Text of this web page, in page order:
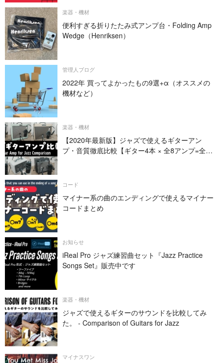
楽器・機材
便利すぎる折りたたみ式アンプ台・Folding Amp
Wedge（Henriksen）
管理人ブログ
2022年 買ってよかったもの9選+α（オススメの
機材など）
楽器・機材
【2020年最新版】ジャズで使えるギターアン
プ・音質徹底比較【ギター4本 × 全8アンプ=全32
コード
マイナー系の曲のエンディングで使えるマイナー
コードまとめ
お知らせ
iReal Pro ジャズ練習曲セット『Jazz Practice
Songs Set』販売中です
楽器・機材
ジャズで使えるギターのサウンドを比較してみ
た。 - Comparison of Guitars for Jazz
マイナスワン